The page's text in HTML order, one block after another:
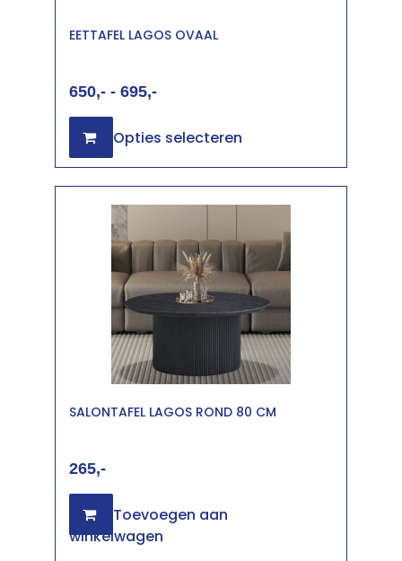
EETTAFEL LAGOS OVAAL
650 - 695
Opties selecteren
SALONTAFEL LAGOS ROND 80 CM
265
Toevoegen aan
winkelwagen